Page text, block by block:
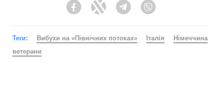
FacebookTwitter Telegram
Теги: Вибухи на «Північних потоках» Італія
Німеччина
ветерани